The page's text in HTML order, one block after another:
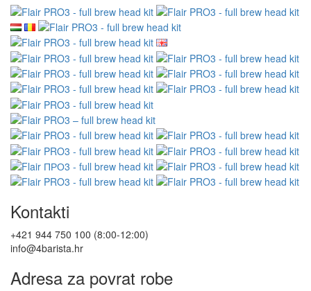
Kontakti
+421 944 750 100 (8:00-12:00)
info@4barista.hr
Adresa za povrat robe